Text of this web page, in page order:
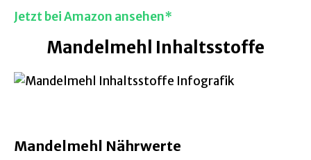
Jetzt bei Amazon ansehen*
Mandelmehl Inhaltsstoffe
Mandelmehl Nährwerte